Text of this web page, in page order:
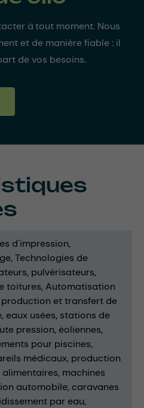
à tout moment. Nous
et de manière fiable : il
de vos besoins.
d'impression
Technologies de
pulvérisateurs
toitures Automatisation
production et transfert de
eaux usées stations de
pression éoliennes
pour piscines
médicaux production
machines
automobile caravanes
par eau